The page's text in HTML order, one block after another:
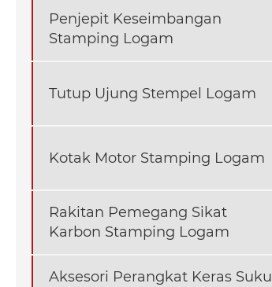
Penjepit Keseimbangan
Stamping Logam
Tutup Ujung Stempel Logam
Kotak Motor Stamping Logam
Rakitan Pemegang Sikat
Karbon Stamping Logam
Aksesori Perangkat Keras Suku